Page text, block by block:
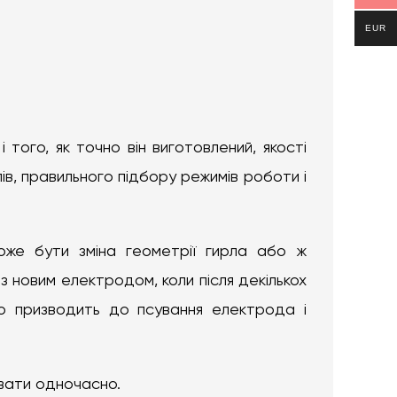
як точно він виготовлений, якості
правильного підбору режимів роботи і
бути зміна геометрії гирла або ж
новим електродом, коли після декількох
призводить до псування електрода і
одночасно.
EUR